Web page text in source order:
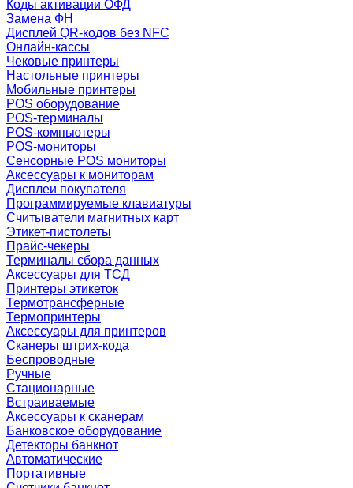
Коды активации ОФД
Замена ФН
Дисплей QR-кодов без NFC
Онлайн-кассы
Чековые принтеры
Настольные принтеры
Мобильные принтеры
POS оборудование
POS-терминалы
POS-компьютеры
POS-мониторы
Сенсорные POS мониторы
Аксессуары к мониторам
Дисплеи покупателя
Программируемые клавиатуры
Считыватели магнитных карт
Этикет-пистолеты
Прайс-чекеры
Терминалы сбора данных
Аксессуары для ТСД
Принтеры этикеток
Термотрансферные
Термопринтеры
Аксессуары для принтеров
Сканеры штрих-кода
Беспроводные
Ручные
Стационарные
Встраиваемые
Аксессуары к сканерам
Банковское оборудование
Детекторы банкнот
Автоматические
Портативные